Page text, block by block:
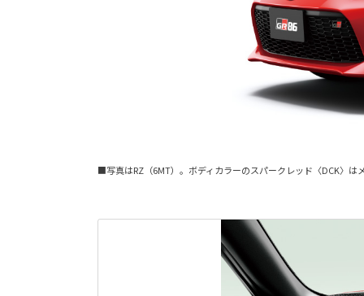
■写真はRZ（6MT）。ボディカラーのスパークレッド〈DCK〉は